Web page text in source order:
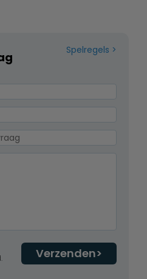
Spelregels
Verzenden